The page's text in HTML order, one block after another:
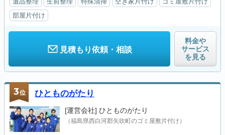
部屋片付け
見積もり依頼・相談
料金や
サービス
を見る
3位 ひとものがたり
[運営会社] ひとものがたり
（福島県西白河郡矢吹町のゴミ屋敷片付け）